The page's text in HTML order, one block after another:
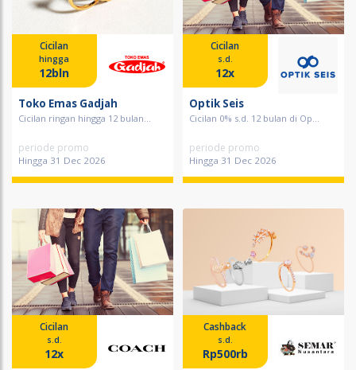
Cicilan
hingga
12bln
Toko Emas Gadjah
Cicilan ringan hingga 12 bulan...
periode promo
Hingga 31 Dec 2026
Cicilan
s.d.
12x
Optik Seis
Cicilan 0% s.d. 12 bulan di Op...
periode promo
Hingga 31 Dec 2026
Cicilan
s.d.
12x
Cashback
s.d.
Rp500rb